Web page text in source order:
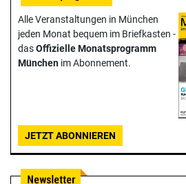
Alle Veranstaltungen in München
jeden Monat bequem im Briefkasten -
dasOffizielle Monats­programm
München im Abonnement.
JETZT ABONNIEREN